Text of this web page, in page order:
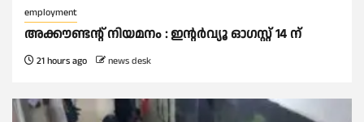
employment
അക്കൗണ്ടന്റ് നിയമനം : ഇൻ്റർവ്യൂ ഓഗസ്റ്റ് 14 ന്
21 hours ago news desk